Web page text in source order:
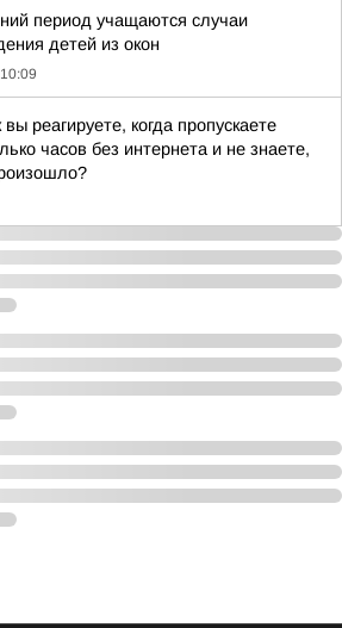
период учащаются случаи
детей из окон
10:09
вы реагируете, когда пропускаете
часов без интернета и не знаете,